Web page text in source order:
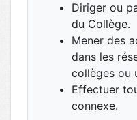
Diriger ou
du Collège.
Mener des
dans les
collèges ou
Effectuer
connexe.